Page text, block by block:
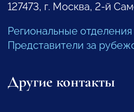
127473, г. Москва, 2-й
Региональные отделения
Представители за
Другие контакты